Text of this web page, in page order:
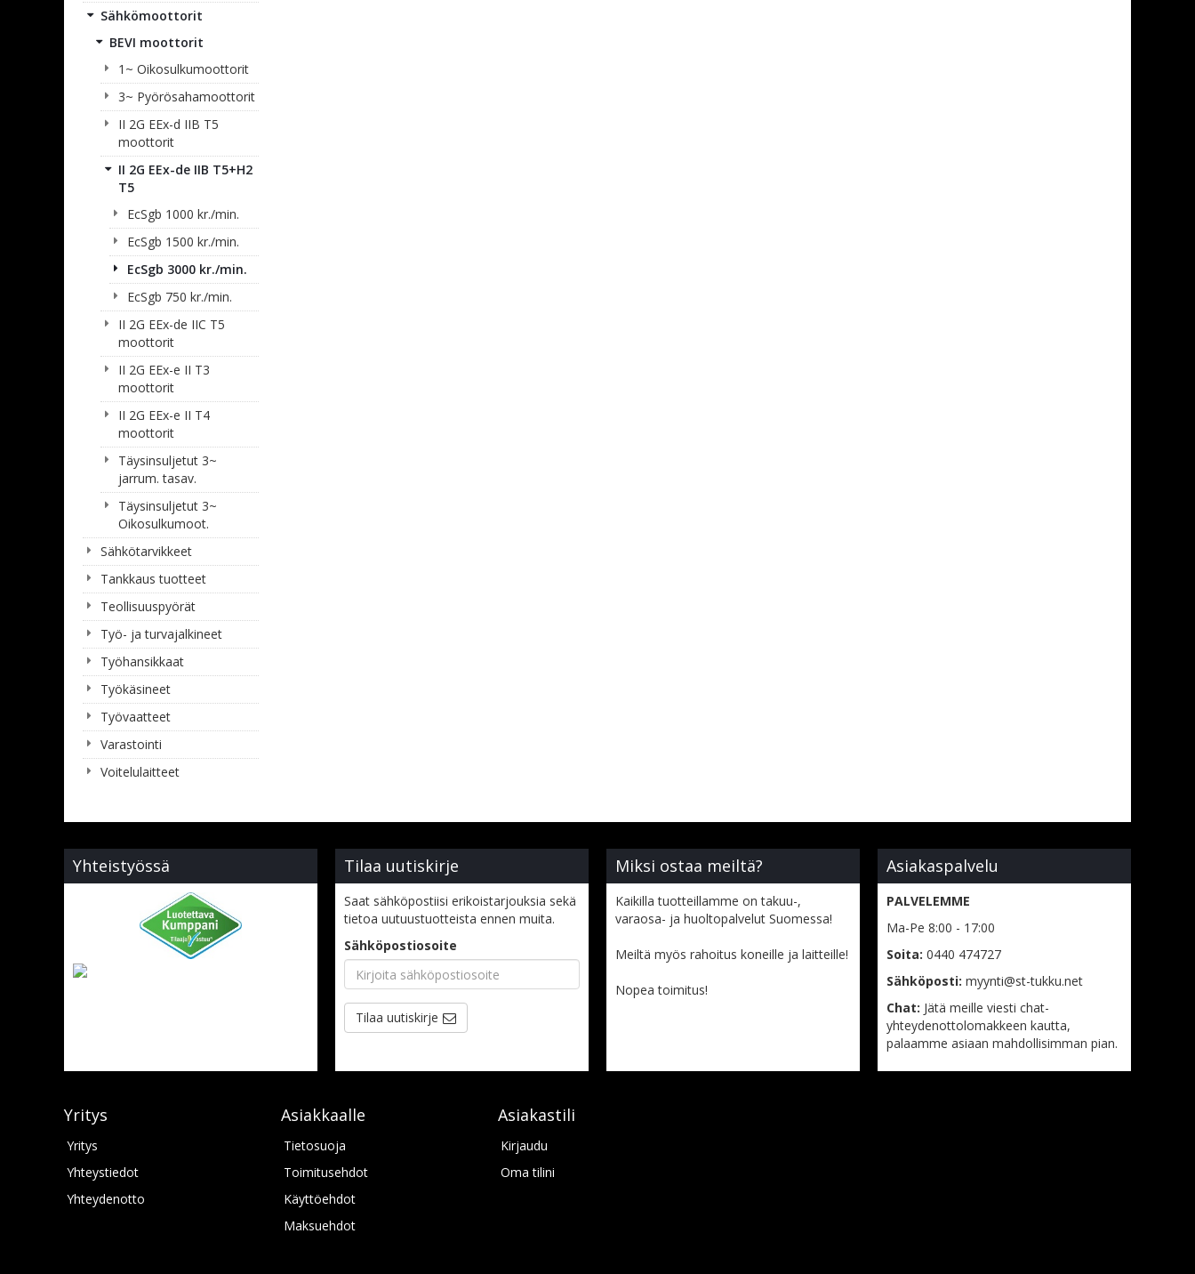
Sähkömoottorit
BEVI moottorit
1~ Oikosulkumoottorit
3~ Pyörösahamoottorit
II 2G EEx-d IIB T5
moottorit
II 2G EEx-de IIB T5+H2
T5
EcSgb 1000 kr./min.
EcSgb 1500 kr./min.
EcSgb 3000 kr./min.
EcSgb 750 kr./min.
II 2G EEx-de IIC T5
moottorit
II 2G EEx-e II T3
moottorit
II 2G EEx-e II T4
moottorit
Täysinsuljetut 3~
jarrum. tasav.
Täysinsuljetut 3~
Oikosulkumoot.
Sähkötarvikkeet
Tankkaus tuotteet
Teollisuuspyörät
Työ- ja turvajalkineet
Työhansikkaat
Työkäsineet
Työvaatteet
Varastointi
Voitelulaitteet
Yhteistyössä Tilaa uutiskirje
Saat sähköpostiisi erikoistarjouksia sekä
tietoa uutuustuotteista ennen muita.
Sähköpostiosoite
Tilaa uutiskirje
Miksi ostaa meiltä?
Kaikilla tuotteillamme on takuu-,
varaosa- ja huoltopalvelut Suomessa!
Meiltä myös rahoitus koneille ja laitteille!
Nopea toimitus!
Asiakaspalvelu
PALVELEMME
Ma-Pe 8:00 - 17:00
Soita: 0440 474727
Sähköposti: myynti@st-tukku.net
Chat: Jätä meille viesti chat-
yhteydenottolomakkeen kautta,
palaamme asiaan mahdollisimman pian.
Yritys
Yritys
Yhteystiedot
Yhteydenotto
Asiakkaalle
Tietosuoja
Toimitusehdot
Käyttöehdot
Maksuehdot
Asiakastili
Kirjaudu
Oma tilini